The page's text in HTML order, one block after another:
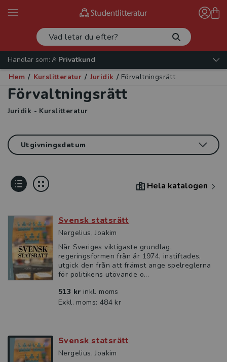
Handlar som:
Privatkund
Hem / Kurslitteratur / Juridik / Förvaltningsrätt
Förvaltningsrätt
Juridik - Kurslitteratur
Hela katalogen
Svensk statsrätt
Nergelius, Joakim
När Sveriges viktigaste grundlag,
regeringsformen från år 1974, instiftades,
utgick den från att främst ange spelreglerna
för politikens utövande o...
513 kr inkl. moms
Exkl. moms: 484 kr
Svensk statsrätt
Nergelius, Joakim